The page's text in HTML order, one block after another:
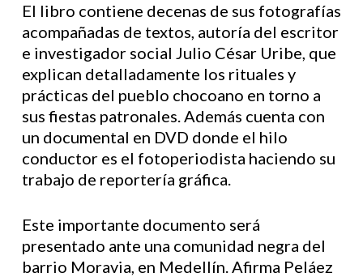
El libro contiene decenas de sus fotografías
acompañadas de textos, autoría del escritor
e investigador social Julio César Uribe, que
explican detalladamente los rituales y
prácticas del pueblo chocoano en torno a
sus fiestas patronales. Además cuenta con
un documental en DVD donde el hilo
conductor es el fotoperiodista haciendo su
trabajo de reportería gráfica.
Este importante documento será
presentado ante una comunidad negra del
barrio Moravia, en Medellín. Afirma Peláez